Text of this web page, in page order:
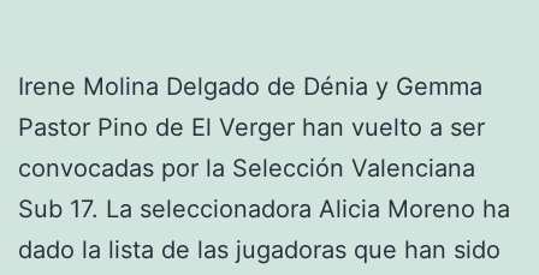
Irene Molina Delgado de Dénia y Gemma
Pastor Pino de El Verger han vuelto a ser
convocadas por la Selección Valenciana
Sub 17. La seleccionadora Alicia Moreno ha
dado la lista de las jugadoras que han sido